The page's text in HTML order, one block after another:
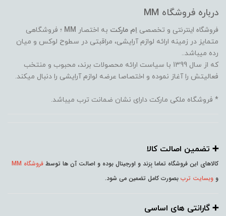
درباره فروشگاه MM
فروشگاه اینترنتی و تخصصی اِم مارکت به اختصار MM ؛ فروشگاهی
متمایز در زمینه ارائه لوازم آرایشی، مراقبتی در سطوح لوکس و میان
رده میباشد..
که از سال 1399 با سیاست ارائه محصولات برند، محبوب و منتخب
فعالیتش را آغاز نموده و اختصاصا عرضه لوازم آرایشی را دنبال میکند.
* فروشگاه ملکی مارکت دارای نشان ضمانت ترب میباشد.
➕️ تضمین اصالت کالا
کالاهای این فروشگاه تماما بِرَند و اورجینال بوده و اصالت آن ها توسط فروشگاه MM
و وبسایت ترب بصورت کامل تضمین می شود.
➕️ گارانتی های اساسی